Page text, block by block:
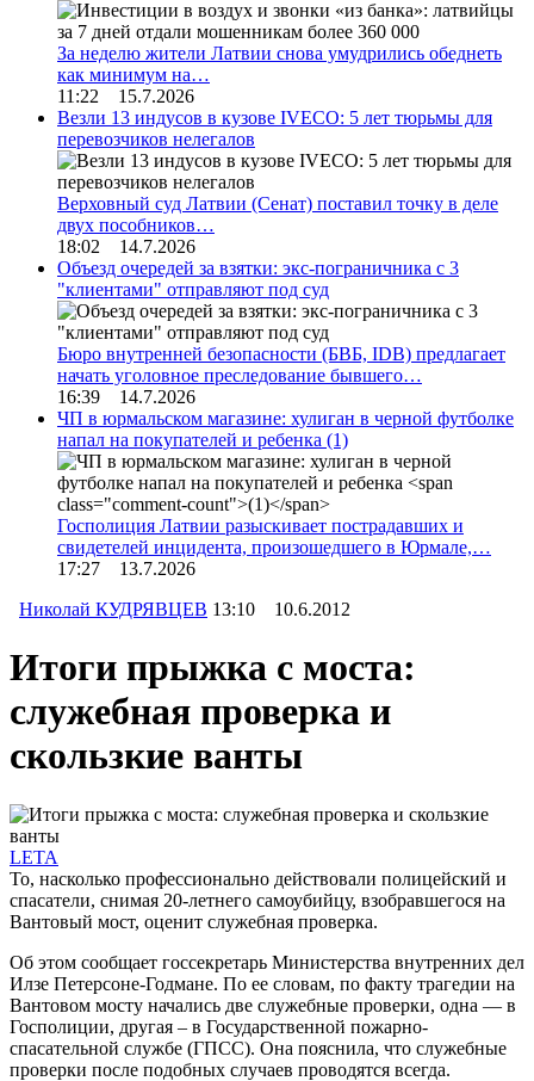
За неделю жители Латвии снова умудрились обеднеть
как минимум на…
11:22 15.7.2026
Везли 13 индусов в кузове IVECO: 5 лет тюрьмы для
перевозчиков нелегалов
Верховный суд Латвии (Сенат) поставил точку в деле
двух пособников…
18:02 14.7.2026
Объезд очередей за взятки: экс-пограничника с 3
"клиентами" отправляют под суд
Бюро внутренней безопасности (БВБ, IDB) предлагает
начать уголовное преследование бывшего…
16:39 14.7.2026
ЧП в юрмальском магазине: хулиган в черной футболке
напал на покупателей и ребенка (1)
Госполиция Латвии разыскивает пострадавших и
свидетелей инцидента, произошедшего в Юрмале,…
17:27 13.7.2026
Николай КУДРЯВЦЕВ 13:10 10.6.2012
Итоги прыжка с моста:
служебная проверка и
скользкие ванты
LETA
То, насколько профессионально действовали полицейский и
спасатели, снимая 20-летнего самоубийцу, взобравшегося на
Вантовый мост, оценит служебная проверка.
Об этом сообщает госсекретарь Министерства внутренних дел
Илзе Петерсоне-Годмане. По ее словам, по факту трагедии на
Вантовом мосту начались две служебные проверки, одна — в
Госполиции, другая – в Государственной пожарно-
спасательной службе (ГПСС). Она пояснила, что служебные
проверки после подобных случаев проводятся всегда.